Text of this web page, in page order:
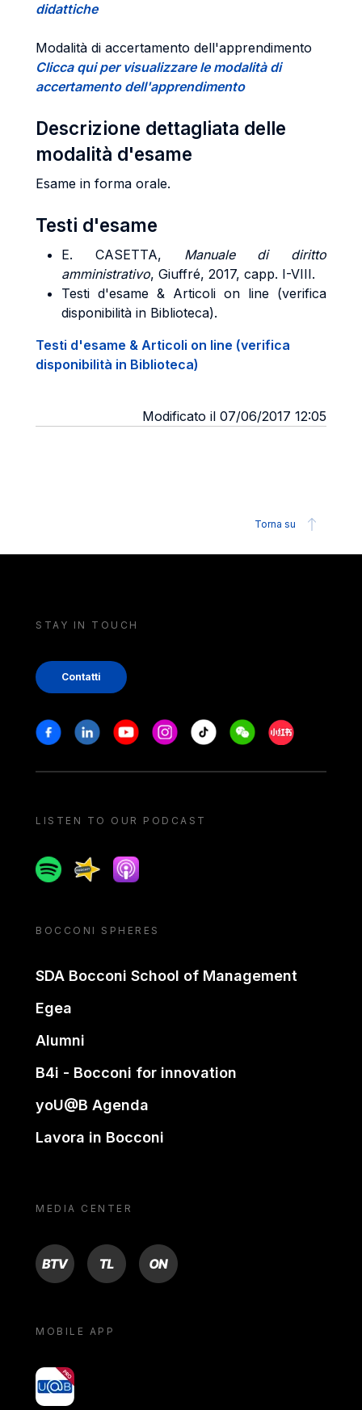
didattiche
Modalità di accertamento dell'apprendimento
Clicca qui per visualizzare le modalità di
accertamento dell'apprendimento
Descrizione dettagliata delle
modalità d'esame
Esame in forma orale.
Testi d'esame
E. CASETTA, Manuale di diritto
amministrativo, Giuffré, 2017, capp. I-VIII.
Testi d'esame & Articoli on line (verifica
disponibilità in Biblioteca).
Testi d'esame & Articoli on line (verifica
disponibilità in Biblioteca)
Modificato il 07/06/2017 12:05
Torna su
STAY IN TOUCH
Contatti
Stay in touch
FacebookLinkedinYoutubeInstagram
Tiktok WeechatXiaohongshu/
LISTEN TO OUR PODCAST
SpotifySpreakerApple podcast
BOCCONI SPHERES
SDA Bocconi School of Management
Egea
Alumni
B4i - Bocconi for innovation
yoU@B Agenda
Lavora in Bocconi
MEDIA CENTER
BTV TL ON
MOBILE APP
yoU@B